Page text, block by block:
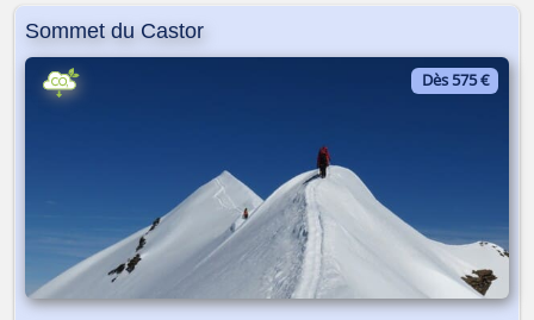
Sommet du Castor
Dès 575 €